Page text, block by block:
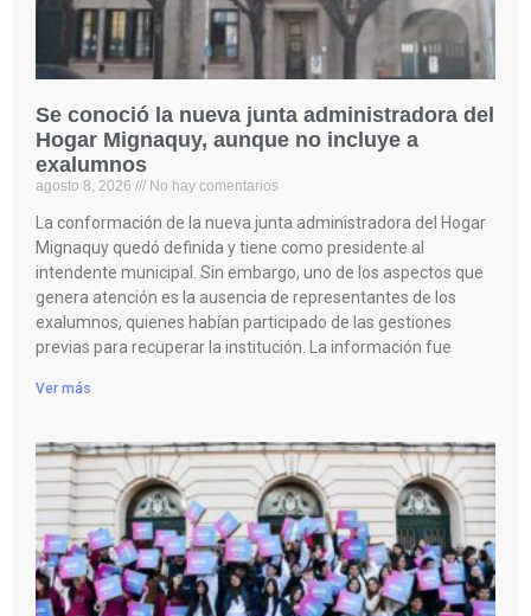
Se conoció la nueva junta administradora del
Hogar Mignaquy, aunque no incluye a
exalumnos
agosto 8, 2026 No hay comentarios
La conformación de la nueva junta administradora del Hogar
Mignaquy quedó definida y tiene como presidente al
intendente municipal. Sin embargo, uno de los aspectos que
genera atención es la ausencia de representantes de los
exalumnos, quienes habían participado de las gestiones
previas para recuperar la institución. La información fue
Ver más